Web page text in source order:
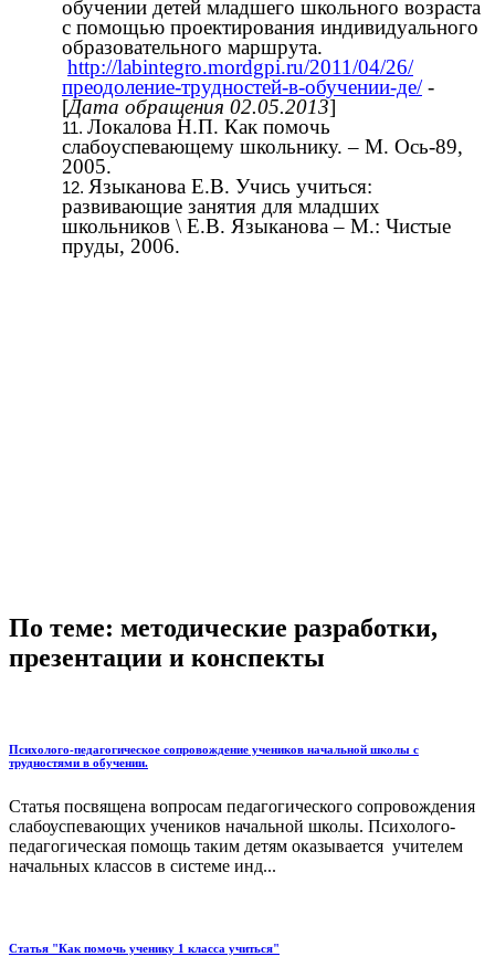
обучении детей младшего школьного возраста
с помощью проектирования индивидуального
образовательного маршрута.
http://labintegro.mordgpi.ru/2011/04/26/
преодоление-трудностей-в-обучении-де/-
[Дата обращения 02.05.2013]
Локалова Н.П. Как помочь
слабоуспевающему школьнику. – М. Ось-89,
2005.
Языканова Е.В. Учись учиться:
развивающие занятия для младших
школьников \ Е.В. Языканова – М.: Чистые
пруды, 2006.
По теме: методические разработки,
презентации и конспекты
Психолого-педагогическое сопровождение учеников начальной школы с
трудностями в обучении.
Статья посвящена вопросам педагогического сопровождения
слабоуспевающих учеников начальной школы. Психолого-
педагогическая помощь таким детям оказывается учителем
начальных классов в системе инд...
Статья "Как помочь ученику 1 класса учиться"